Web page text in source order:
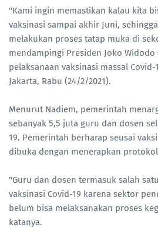
"Kami ingin memastikan kalau kita
vaksinasi sampai akhir Juni,
melakukan proses tatap muka di
mendampingi Presiden Joko
pelaksanaan vaksinasi massal Covid-
Jakarta, Rabu (24/2/2021).
Menurut Nadiem, pemerintah
sebanyak 5,5 juta guru dan dosen
19. Pemerintah berharap seusai
dibuka dengan menerapkan
"Guru dan dosen termasuk salah
vaksinasi Covid-19 karena sektor
belum bisa melaksanakan proses
katanya.